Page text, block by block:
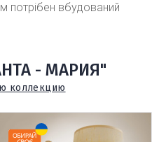
потрібен вбудований
- МАРИЯ"
коллекцию